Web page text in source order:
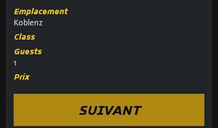
Emplacement
Koblenz
Class
Guests
1
Prix
SUIVANT